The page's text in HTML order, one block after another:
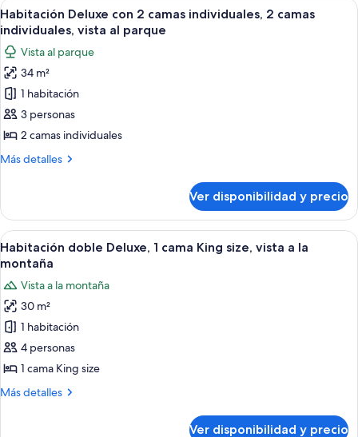
size
1
cama
size
Ver
todas
las
fotos
de
Habitación
Deluxe
con
2
2
camas
individuales,
vista
al
parque
Un dormitorio moderno con una
7
Habitación Deluxe con 2 camas individuales, 2 camas
individuales, vista al parque
Vista al parque
34 m²
1 habitación
3 personas
2 camas individuales
Más detalles
Más
Deluxe
con
2
camas
2
camas
individuales,
vista
al
Ver disponibilidad y precio
Ver
todas
fotos
de
Habitación
doble
Deluxe,
1
Una habitación de hotel moderna
5
Habitación doble Deluxe, 1 cama King size, vista a la
montaña
Vista a la montaña
30 m²
1 habitación
4 personas
1 cama King size
Más detalles
Más
Ver disponibilidad y precio